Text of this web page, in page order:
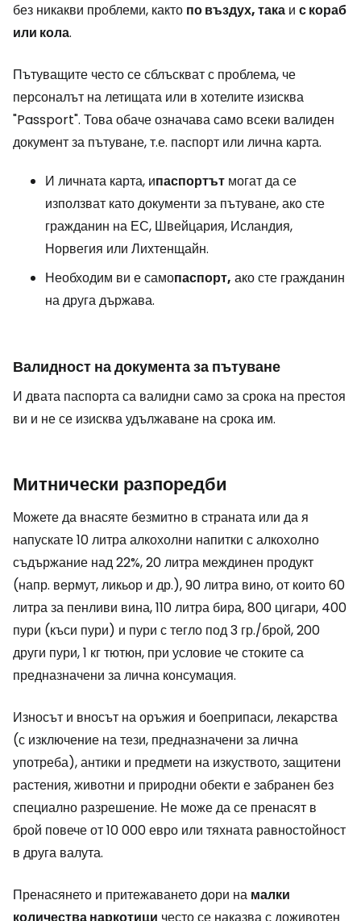
без никакви проблеми, както по въздух, така и с кораб
или кола.
Пътуващите често се сблъскват с проблема, че
персоналът на летищата или в хотелите изисква
"Passport". Това обаче означава само всеки валиден
документ за пътуване, т.е. паспорт или лична карта.
И личната карта, ипаспортът могат да се
използват като документи за пътуване, ако сте
гражданин на ЕС, Швейцария, Исландия,
Норвегия или Лихтенщайн.
Необходим ви е самопаспорт, ако сте гражданин
на друга държава.
Валидност на документа за пътуване
И двата паспорта са валидни само за срока на престоя
ви и не се изисква удължаване на срока им.
Митнически разпоредби
Можете да внасяте безмитно в страната или да я
напускате 10 литра алкохолни напитки с алкохолно
съдържание над 22%, 20 литра междинен продукт
(напр. вермут, ликьор и др.), 90 литра вино, от които 60
литра за пенливи вина, 110 литра бира, 800 цигари, 400
пури (къси пури) и пури с тегло под 3 гр./брой, 200
други пури, 1 кг тютюн, при условие че стоките са
предназначени за лична консумация.
Износът и вносът на оръжия и боеприпаси, лекарства
(с изключение на тези, предназначени за лична
употреба), антики и предмети на изкуството, защитени
растения, животни и природни обекти е забранен без
специално разрешение. Не може да се пренасят в
брой повече от 10 000 евро или тяхната равностойност
в друга валута.
Пренасянето и притежаването дори на малки